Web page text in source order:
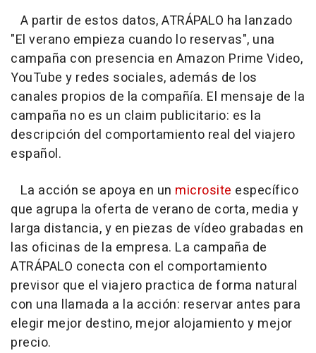
A partir de estos datos, ATRÁPALO ha lanzado
"El verano empieza cuando lo reservas", una
campaña con presencia en Amazon Prime Video,
YouTube y redes sociales, además de los
canales propios de la compañía. El mensaje de la
campaña no es un claim publicitario: es la
descripción del comportamiento real del viajero
español.
La acción se apoya en un microsite específico
que agrupa la oferta de verano de corta, media y
larga distancia, y en piezas de vídeo grabadas en
las oficinas de la empresa. La campaña de
ATRÁPALO conecta con el comportamiento
previsor que el viajero practica de forma natural
con una llamada a la acción: reservar antes para
elegir mejor destino, mejor alojamiento y mejor
precio.